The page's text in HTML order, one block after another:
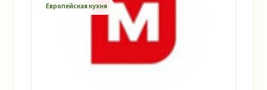
Европейская кухня